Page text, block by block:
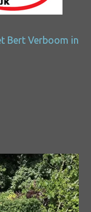
Bert Verboom in